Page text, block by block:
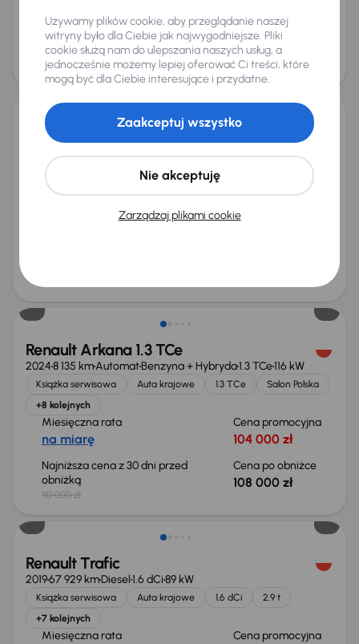
Najniższa cena z 30 dni przed
obniżką
108 000 zł
Cena po obniżce
106 000 zł
Taniej o 2 000 zł
Renault Arkana 1.3 TCe
8 179 kmAutomatBenzyna + Hybryda1.3 TCe116 kW
Od pierwszego właściciela
Książka serwisowa
Auta krajowe
1.3 TCe +10 kolejnych
Miesięczna rata Cena promocyjna
102 000 zł
Taniej o 2 000 zł
Renault Arkana 1.3 TCe
20248 135 kmAutomatBenzyna + Hybryda1.3 TCe116 kW
Książka serwisowa Auta krajowe 1.3 TCe
Salon Polska
+8 kolejnych
Miesięczna rata
na miarę
Cena promocyjna
104 000 zł
Najniższa cena z 30 dni przed
obniżką
110 000 zł
Cena po obniżce
108 000 zł
Możliwość odliczenia VAT
Renault Trafic
201967 929 kmDiesel1.6 dCi89 kW
Książka serwisowa Auta krajowe 1.6 dCi
2.9 t
+7 kolejnych
Miesięczna rata Cena promocyjna
Używamy plików cookie, aby przeglądanie naszej
witryny było dla Ciebie jak najwygodniejsze. Pliki
cookie służą nam do ulepszania naszych usług, a
jednocześnie możemy lepiej oferować Ci treści, które
mogą być dla Ciebie interesujące i przydatne.
Zarządzaj plikami cookie
Nie akceptuję
Zaakceptuj wszystko